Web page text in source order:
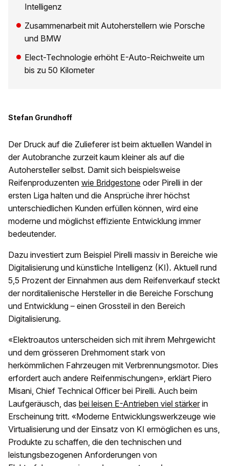
Intelligenz
Zusammenarbeit mit Autoherstellern wie Porsche
und BMW
Elect-Technologie erhöht E-Auto-Reichweite um
bis zu 50 Kilometer
Stefan Grundhoff
Der Druck auf die Zulieferer ist beim aktuellen Wandel in
der Autobranche zurzeit kaum kleiner als auf die
Autohersteller selbst. Damit sich beispielsweise
Reifenproduzenten wie Bridgestone oder Pirelli in der
ersten Liga halten und die Ansprüche ihrer höchst
unterschiedlichen Kunden erfüllen können, wird eine
moderne und möglichst effiziente Entwicklung immer
bedeutender.
Dazu investiert zum Beispiel Pirelli massiv in Bereiche wie
Digitalisierung und künstliche Intelligenz (KI). Aktuell rund
5,5 Prozent der Einnahmen aus dem Reifenverkauf steckt
der norditalienische Hersteller in die Bereiche Forschung
und Entwicklung – einen Grossteil in den Bereich
Digitalisierung.
«Elektroautos unterscheiden sich mit ihrem Mehrgewicht
und dem grösseren Drehmoment stark von
herkömmlichen Fahrzeugen mit Verbrennungsmotor. Dies
erfordert auch andere Reifenmischungen», erklärt Piero
Misani, Chief Technical Officer bei Pirelli. Auch beim
Laufgeräusch, das bei leisen E-Antrieben viel stärker in
Erscheinung tritt. «Moderne Entwicklungswerkzeuge wie
Virtualisierung und der Einsatz von KI ermöglichen es uns,
Produkte zu schaffen, die den technischen und
leistungsbezogenen Anforderungen von